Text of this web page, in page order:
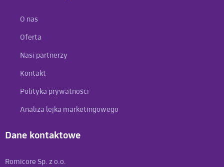
O nas
Oferta
Nasi partnerzy
Kontakt
Polityka prywatności
Analiza lejka marketingowego
Dane kontaktowe
Romicore Sp. z o.o.